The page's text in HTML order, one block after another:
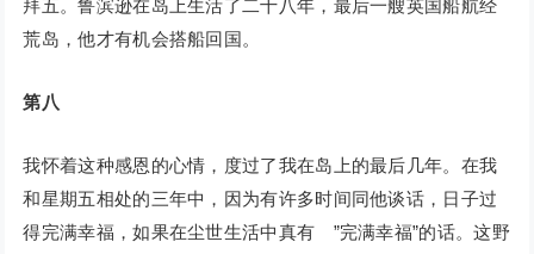
拜五。鲁滨逊在岛上生活了二十八年，最后一艘英国船航经
荒岛，他才有机会搭船回国。
第八
我怀着这种感恩的心情，度过了我在岛上的最后几年。在我
和星期五相处的三年中，因为有许多时间同他谈话，日子过
得完满幸福，如果在尘世生活中真有 ”完满幸福”的话。这野